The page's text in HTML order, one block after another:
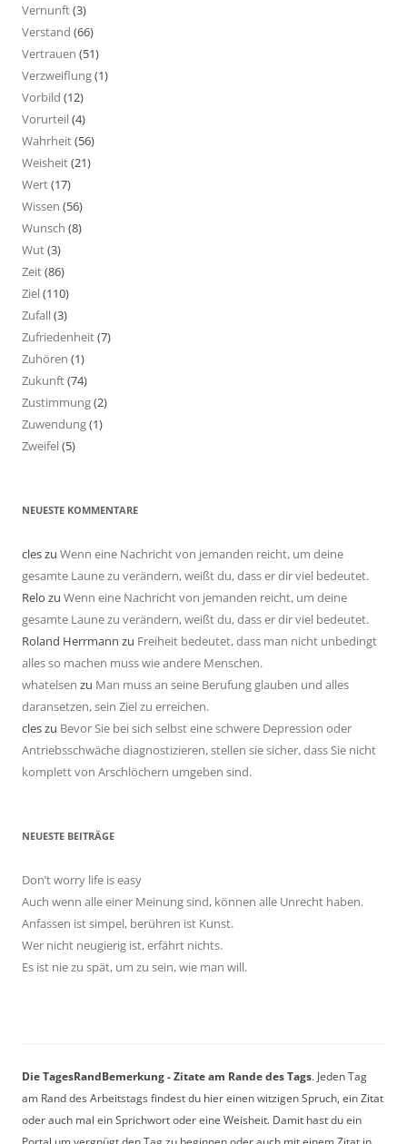
Vernunft(3)
Verstand (66)
Vertrauen (51)
Verzweiflung(1)
Vorbild (12)
Vorurteil(4)
Wahrheit(56)
Weisheit(21)
Wert(17)
Wissen (56)
Wunsch (8)
Wut(3)
Zeit(86)
Ziel(110)
Zufall(3)
Zufriedenheit(7)
Zuhören (1)
Zukunft(74)
Zustimmung(2)
Zuwendung(1)
Zweifel(5)
NEUESTE KOMMENTARE
cleszu Wenn eine Nachricht von jemanden reicht, um deine
gesamte Laune zu verändern, weißt du, dass er dir viel bedeutet.
Relo zu Wenn eine Nachricht von jemanden reicht, um deine
gesamte Laune zu verändern, weißt du, dass er dir viel bedeutet.
Roland Herrmann zu Freiheit bedeutet, dass man nicht unbedingt
alles so machen muss wie andere Menschen.
whatelsen zu Man muss an seine Berufung glauben und alles
daransetzen, sein Ziel zu erreichen.
cleszu Bevor Sie bei sich selbst eine schwere Depression oder
Antriebsschwäche diagnostizieren, stellen sie sicher, dass Sie nicht
komplett von Arschlöchern umgeben sind.
NEUESTE BEITRÄGE
Don’t worry life is easy
Auch wenn alle einer Meinung sind, können alle Unrecht haben.
Anfassen ist simpel, berühren ist Kunst.
Wer nicht neugierig ist, erfährt nichts.
Es ist nie zu spät, um zu sein, wie man will.
Die TagesRandBemerkung - Zitate am Rande des Tags. Jeden Tag
am Rand des Arbeitstags findest du hier einen witzigen Spruch, ein Zitat
oder auch mal ein Sprichwort oder eine Weisheit. Damit hast du ein